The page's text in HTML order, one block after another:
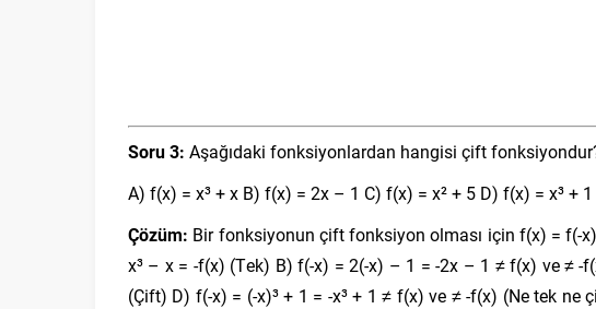
Soru 3: Aşağıdaki fonksiyonlardan hangisi çift
A) f(x) = x³ + x B) f(x) = 2x – 1 C) f(x) = x² + 5 D) f(x) = x³ +
Çözüm: Bir fonksiyonun çift fonksiyon olması için f(x) = f(-x)
x³ – x = -f(x) (Tek) B) f(-x) = 2(-x) – 1 = -2x – 1 ≠ f(x) ve ≠ -
(Çift) D) f(-x) = (-x)³ + 1 = -x³ + 1 ≠ f(x) ve ≠ -f(x) (Ne tek